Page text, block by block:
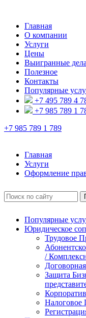
Главная
О компании
Услуги
Цены
Выигранные дела
Полезное
Контакты
Популярные
+7 495 789 4
+7 985 789 1
+7 985 789 1 789
Главная
Услуги
Оформление
Популярные
Юридическое
Трудовое
/
Защита
Налоговое